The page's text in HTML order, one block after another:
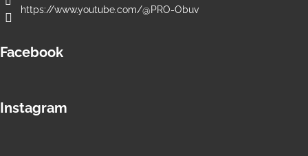
https://www.youtube.com/@PRO-Obuv
Facebook
Instagram